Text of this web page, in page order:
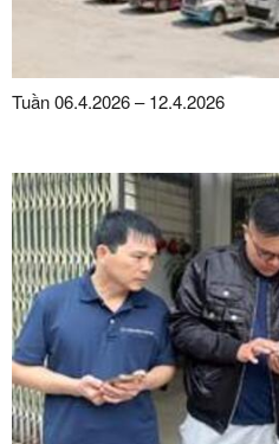
Tuần 06.4.2026 – 12.4.2026